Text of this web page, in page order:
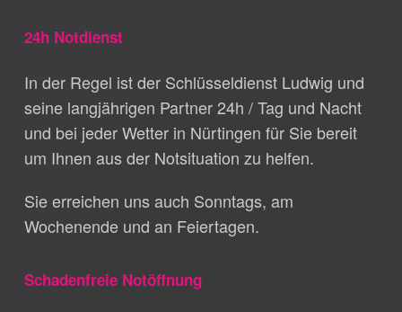
24h Notdienst
In der Regel ist der Schlüsseldienst Ludwig und
seine langjährigen Partner 24h / Tag und Nacht
und bei jeder Wetter in Nürtingen für Sie bereit
um Ihnen aus der Notsituation zu helfen.
Sie erreichen uns auch Sonntags, am
Wochenende und an Feiertagen.
Schadenfreie Notöffnung